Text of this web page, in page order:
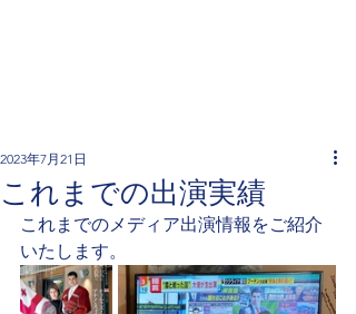
これまでの出演実績
2023年7月21日
これまでのメディア出演情報をご紹介
いたします。